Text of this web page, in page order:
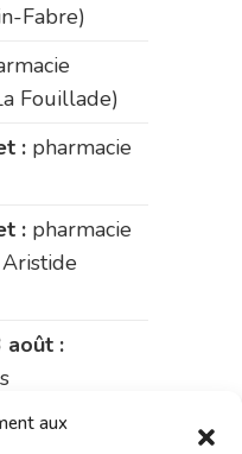
aux
Fabre)
Fouillade)
: pharmacie
: pharmacie
août :